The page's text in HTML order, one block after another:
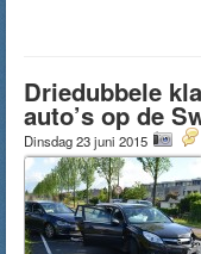
Driedubbele
auto’s op de
Dinsdag 23 juni 2015